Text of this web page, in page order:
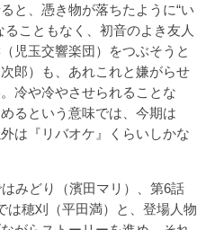
と、憑き物が落ちたように“い
こともなく、初音のよき友人
児玉交響楽団）をつぶそうと
郎）も、あれこれと嫌がらせ
冷や冷やさせられることな
るという意味では、今期は
は『リバオケ』くらいしかな
みどり（濱田マリ）、第6話
は穂刈（平田満）と、登場人物